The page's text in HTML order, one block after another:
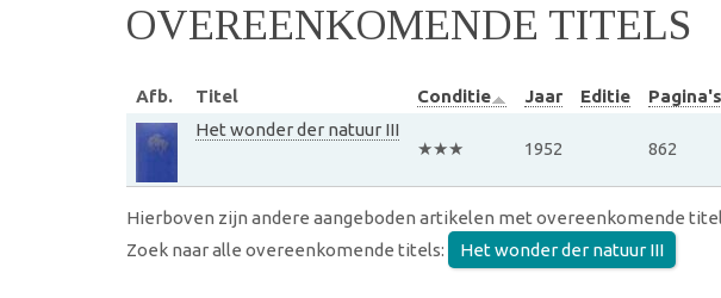
OVEREENKOMENDE TITELS
Afb. Titel Conditie Jaar Editie Pagina's
Het wonder der natuur III
★★★
1952 862
Hierboven zijn andere aangeboden artikelen met overeenkomende
Zoek naar alle overeenkomende titels:
Het wonder der natuur III